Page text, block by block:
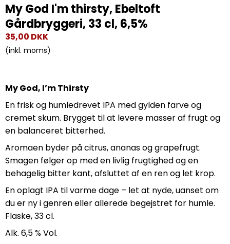
My God I'm thirsty, Ebeltoft
Gårdbryggeri, 33 cl, 6,5%
35,00 DKK
(inkl. moms)
My God, I’m Thirsty
En frisk og humledrevet IPA med gylden farve og
cremet skum. Brygget til at levere masser af frugt og
en balanceret bitterhed.
Aromaen byder på citrus, ananas og grapefrugt.
Smagen følger op med en livlig frugtighed og en
behagelig bitter kant, afsluttet af en ren og let krop.
En oplagt IPA til varme dage – let at nyde, uanset om
du er ny i genren eller allerede begejstret for humle.
Flaske, 33 cl.
Alk. 6,5 % Vol.